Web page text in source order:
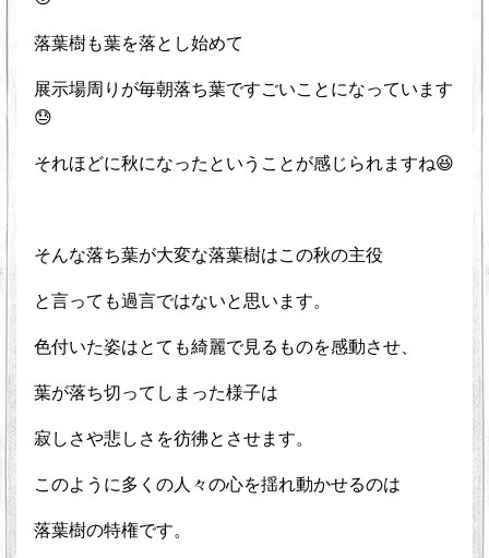
落葉樹も葉を落とし始めて
展示場周りが毎朝落ち葉ですごいことになっています
😓
それほどに秋になったということが感じられますね😆
そんな落ち葉が大変な落葉樹はこの秋の主役
と言っても過言ではないと思います。
色付いた姿はとても綺麗で見るものを感動させ、
葉が落ち切ってしまった様子は
寂しさや悲しさを彷彿とさせます。
このように多くの人々の心を揺れ動かせるのは
落葉樹の特権です。